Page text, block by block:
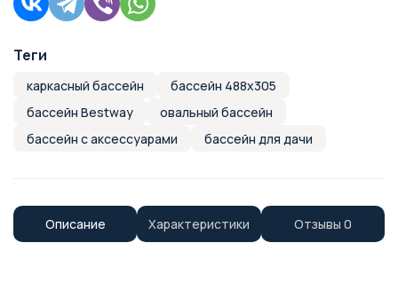
Теги
каркасный бассейн
бассейн 488x305
бассейн Bestway
овальный бассейн
бассейн с аксессуарами
бассейн для дачи
Описание Характеристики Отзывы 0